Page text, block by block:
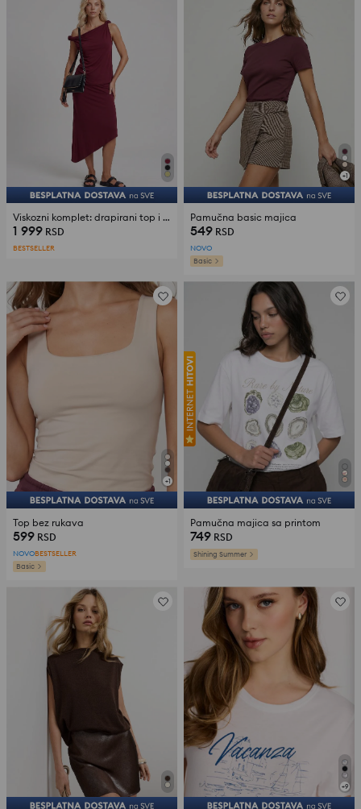
Viskozni komplet: drapirani top i asimetrična midi suknja
1 999 RSD
BESTSELLER
+1
Pamučna basic majica
549 RSD
NOVO
Basic
+1
Top bez rukava
599 RSD
NOVOBESTSELLER
Basic
Pamučna majica sa printom
749 RSD
Shining Summer
+9